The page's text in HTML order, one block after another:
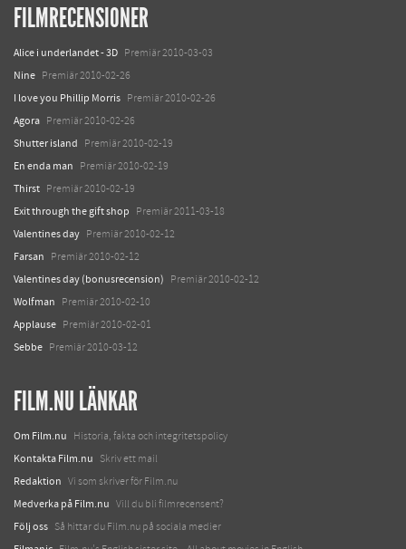
FILMRECENSIONER
Alice i underlandet - 3D Premiär 2010-03-03
Nine Premiär 2010-02-26
I love you Phillip Morris Premiär 2010-02-26
Agora Premiär 2010-02-26
Shutter island Premiär 2010-02-19
En enda man Premiär 2010-02-19
Thirst Premiär 2010-02-19
Exit through the gift shop Premiär 2011-03-18
Valentines day Premiär 2010-02-12
Farsan Premiär 2010-02-12
Valentines day (bonusrecension) Premiär 2010-02-12
Wolfman Premiär 2010-02-10
Applause Premiär 2010-02-01
Sebbe Premiär 2010-03-12
FILM.NU LÄNKAR
Om Film.nu Historia, fakta och integritetspolicy
Kontakta Film.nu Skriv ett mail
Redaktion Vi som skriver för Film.nu
Medverka på Film.nu Vill du bli filmrecensent?
Följ oss Så hittar du Film.nu på sociala medier